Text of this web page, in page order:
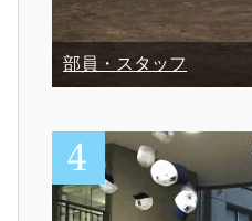
部員・スタッフ